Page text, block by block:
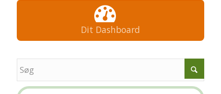
Dit Dashboard